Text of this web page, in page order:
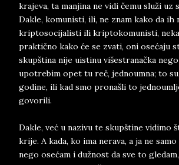
krajeva, ta manjina ne vidi čemu služi uz
Dakle, komunisti, ili, ne znam kako da ih
kriptosocijalisti ili kriptokomunisti,
praktično kako će se zvati, oni osećaju
skupština nije uistinu višestranačka
upotrebim opet tu reč, jednoumna; to
godine, ili kad smo pronašli to
govorili.
Dakle, već u nazivu te skupštine vidimo
krije. A kada, ko ima nerava, a ja ne
nego osećam i dužnost da sve to